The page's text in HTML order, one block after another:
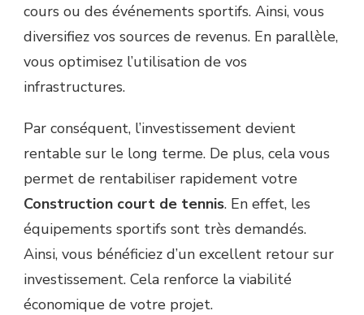
cours ou des événements sportifs. Ainsi, vous
diversifiez vos sources de revenus. En parallèle,
vous optimisez l’utilisation de vos
infrastructures.
Par conséquent, l’investissement devient
rentable sur le long terme. De plus, cela vous
permet de rentabiliser rapidement votre
Construction court de tennis. En effet, les
équipements sportifs sont très demandés.
Ainsi, vous bénéficiez d’un excellent retour sur
investissement. Cela renforce la viabilité
économique de votre projet.